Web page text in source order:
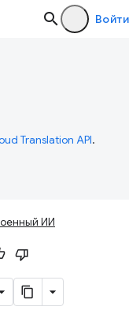
Войти
Translation API.
ИИ